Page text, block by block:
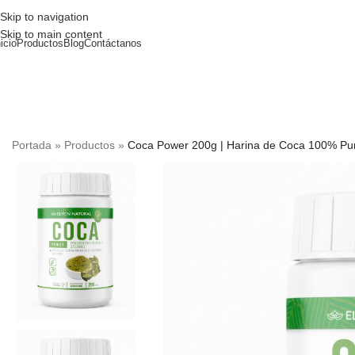
Skip to navigation
Skip to main content
Productos BlogContáctanos
Portada » Productos » Coca Power 200g | Harina de Coca 100%